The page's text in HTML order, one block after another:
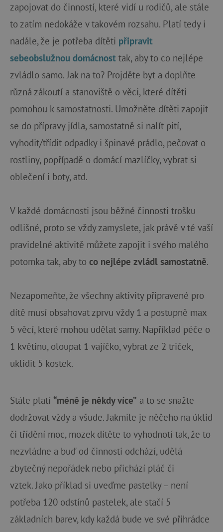
zapojovat do činností, které vidí u rodičů, ale stále
to zatím nedokáže v takovém rozsahu. Platí tedy i
nadále, že je potřeba dítěti připravit
sebeobslužnou domácnost tak, aby to co nejlépe
zvládlo samo. Jak na to? Projděte byt a doplňte
různá zákoutí a stanoviště o věci, které dítěti
pomohou k samostatnosti. Umožněte dítěti zapojit
se do přípravy jídla, samostatně si nalít pití,
vyhodit/třídit odpadky i špinavé prádlo, pečovat o
rostliny, popřípadě o domácí mazlíčky, vybrat si
oblečení i boty, atd.
V každé domácnosti jsou běžné činnosti trošku
odlišné, proto se vždy zamyslete, jak právě v té vaší
pravidelné aktivitě můžete zapojit i svého malého
potomka tak, aby to co nejlépe zvládl samostatně.
Nezapomeňte, že všechny aktivity připravené pro
dítě musí obsahovat zprvu vždy 1 a postupně max
5 věcí, které mohou udělat samy. Například péče o
1 květinu, oloupat 1 vajíčko, vybrat ze 2 triček,
uklidit 5 kostek.
Stále platí “méně je někdy více” a to se snažte
dodržovat vždy a všude. Jakmile je něčeho na úklid
či třídění moc, mozek dítěte to vyhodnotí tak, že to
nezvládne a buď od činnosti odchází, udělá
zbytečný nepořádek nebo přichází pláč či
vztek. Jako příklad si uveďme pastelky – není
potřeba 120 odstínů pastelek, ale stačí 5
základních barev, kdy každá bude ve své přihrádce